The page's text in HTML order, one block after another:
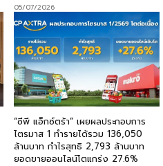
05/07/2026
“ซีพี แอ็กซ์ตร้า” เผยผลประกอบการ
ไตรมาส 1 ทำรายได้รวม 136,050
ล้านบาท กำไรสุทธิ 2,793 ล้านบาท
ยอดขายออนไลน์โตแกร่ง 27.6%